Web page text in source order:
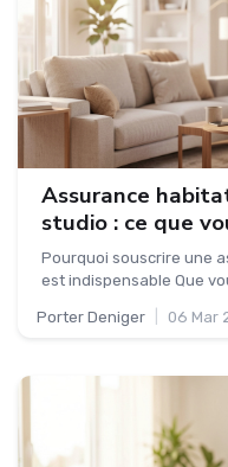
Assurance
studio : ce que
Pourquoi souscrire une
est indispensable Que
Porter Deniger 06 Mar